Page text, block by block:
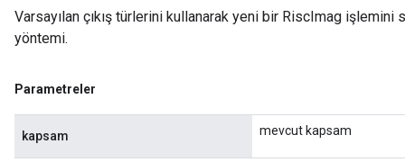
Varsayılan çıkış türlerini kullanarak yeni bir RiscImag işlemini
yöntemi.
Parametreler
kapsam mevcut kapsam